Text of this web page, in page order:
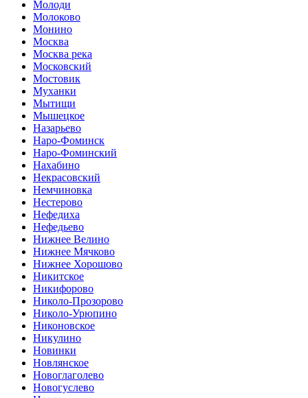
Молоди
Молоково
Монино
Москва
Москва река
Московский
Мостовик
Муханки
Мытищи
Мышецкое
Назарьево
Наро-Фоминск
Наро-Фоминский
Нахабино
Некрасовский
Немчиновка
Нестерово
Нефедиха
Нефедьево
Нижнее Велино
Нижнее Мячково
Нижнее Хорошово
Никитское
Никифорово
Николо-Прозорово
Николо-Урюпино
Никоновское
Никулино
Новинки
Новлянское
Новоглаголево
Новогуслево